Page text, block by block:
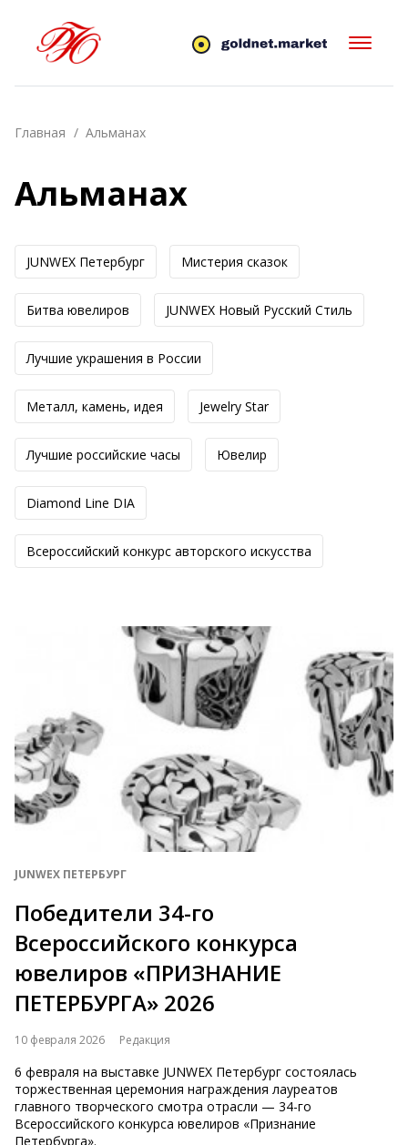
Главная Альманах
Альманах
JUNWEX Петербург Мистерия сказок
Битва ювелиров JUNWEX Новый Русский Стиль
Лучшие украшения в России
Металл, камень, идея Jewelry Star
Лучшие российские часы Ювелир
Diamond Line DIA
Всероссийский конкурс авторского искусства
JUNWEX ПЕТЕРБУРГ
Победители 34-го
Всероссийского конкурса
ювелиров «ПРИЗНАНИЕ
ПЕТЕРБУРГА» 2026
10 февраля 2026 Редакция
6 февраля на выставке JUNWEX Петербург состоялась
торжественная церемония награждения лауреатов
главного творческого смотра отрасли — 34-го
Всероссийского конкурса ювелиров «Признание
Петербурга».